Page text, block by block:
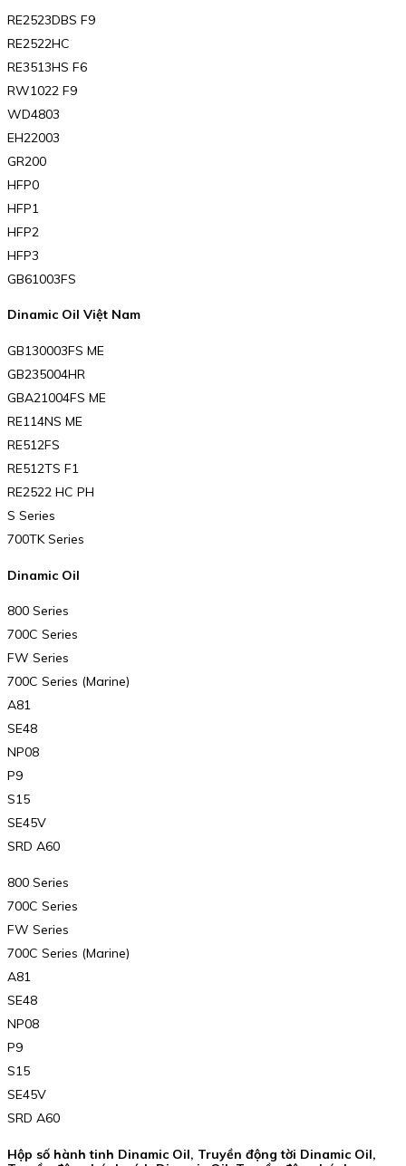
RE2523DBS F9
RE2522HC
RE3513HS F6
RW1022 F9
WD4803
EH22003
GR200
HFP0
HFP1
HFP2
HFP3
GB61003FS
Dinamic Oil Việt Nam
GB130003FS ME
GB235004HR
GBA21004FS ME
RE114NS ME
RE512FS
RE512TS F1
RE2522 HC PH
S Series
700TK Series
Dinamic Oil
800 Series
700C Series
FW Series
700C Series (Marine)
A81
SE48
NP08
P9
S15
SE45V
SRD A60
800 Series
700C Series
FW Series
700C Series (Marine)
A81
SE48
NP08
P9
S15
SE45V
SRD A60
Hộp số hành tinh Dinamic Oil, Truyền động tời Dinamic Oil,